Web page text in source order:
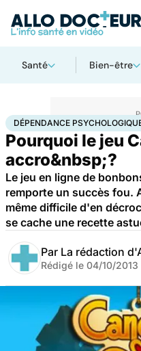
Santé Bien-être
AccueilSantéMaladiesDrogues et
DÉPENDANCE
Pourquoi le jeu
accro&nbsp;?
Le jeu en ligne de
remporte un succès fou.
même difficile d'en
se cache une recette
Par La rédaction
Rédigé le 04/10/2013